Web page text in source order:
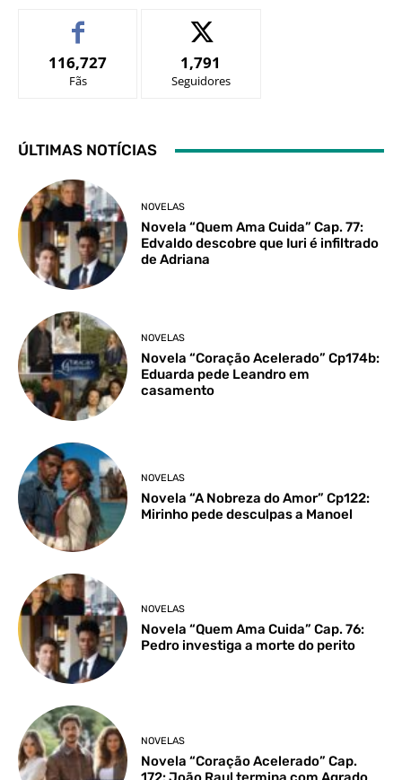
116,727
Fãs
1,791
Seguidores
ÚLTIMAS NOTÍCIAS
NOVELAS
Novela “Quem Ama Cuida” Cap. 77:
Edvaldo descobre que Iuri é infiltrado
de Adriana
NOVELAS
Novela “Coração Acelerado” Cp174b:
Eduarda pede Leandro em
casamento
NOVELAS
Novela “A Nobreza do Amor” Cp122:
Mirinho pede desculpas a Manoel
NOVELAS
Novela “Quem Ama Cuida” Cap. 76:
Pedro investiga a morte do perito
NOVELAS
Novela “Coração Acelerado” Cap.